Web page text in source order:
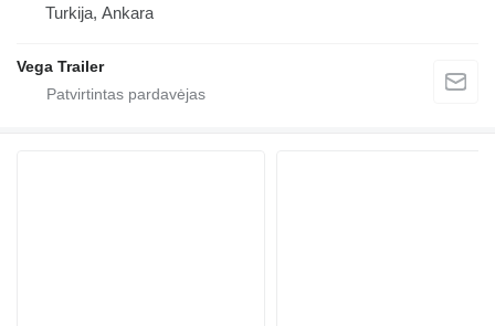
Turkija, Ankara
Vega Trailer